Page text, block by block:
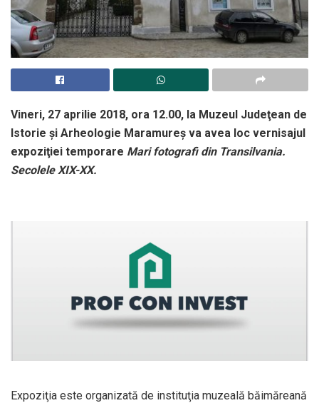
Vineri, 27 aprilie 2018, ora 12.00, la Muzeul Judeţean de
Istorie şi Arheologie Maramureş va avea loc vernisajul
expoziţiei temporare Mari fotografi din Transilvania.
Secolele XIX-XX.
Expoziţia este organizată de instituţia muzeală băimăreană